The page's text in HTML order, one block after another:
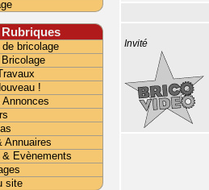
Invité
Rubriques
bricolage
!
Annonces
Annuaires
Evènements
site